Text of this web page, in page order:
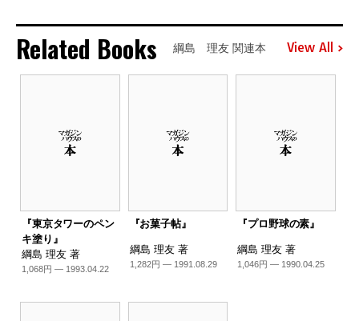
Related Books 綱島 理友 関連本 View All
『東京タワーのペン
キ塗り』
綱島 理友 著
1,068円 — 1993.04.22
『お菓子帖』
綱島 理友 著
1,282円 — 1991.08.29
『プロ野球の素』
綱島 理友 著
1,046円 — 1990.04.25